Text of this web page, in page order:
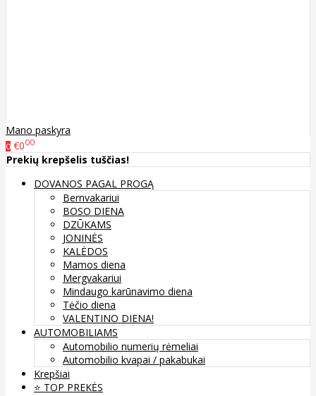
Mano paskyra
0 €000
Prekių krepšelis tuščias!
DOVANOS PAGAL PROGĄ
Bernvakariui
BOSO DIENA
DZŪKAMS
JONINĖS
KALĖDOS
Mamos diena
Mergvakariui
Mindaugo karūnavimo diena
Tėčio diena
VALENTINO DIENA!
AUTOMOBILIAMS
Automobilio numerių rėmeliai
Automobilio kvapai / pakabukai
Krepšiai
⭐️ TOP PREKĖS